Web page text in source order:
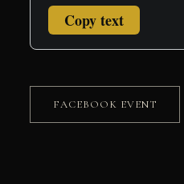
Copy text
FACEBOOK EVENT